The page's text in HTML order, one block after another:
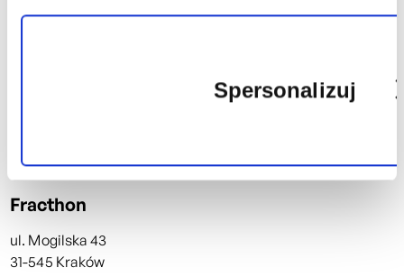
cookie
Spersonalizuj
Fracthon
ul. Mogilska 43
31-545 Kraków